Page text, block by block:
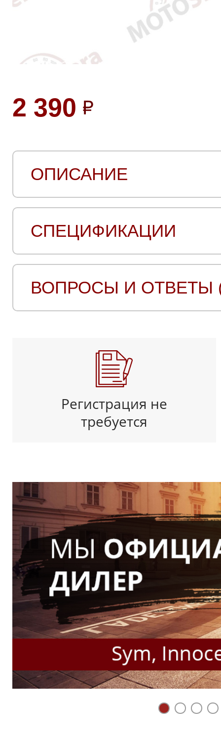
2 390
ОПИСАНИЕ
СПЕЦИФИКАЦИИ
ВОПРОСЫ И ОТВЕТЫ
Регистрация не
требуется